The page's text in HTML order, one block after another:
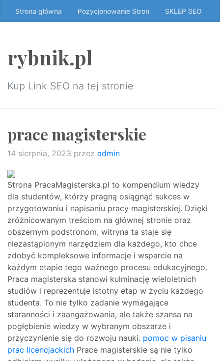
Przeskocz
do
Strona główna Pozycjonowanie Stron SKLEP SEO
rybnik.pl
Kup Link SEO na tej stronie
prace magisterskie
14 sierpnia, 2023 przez admin
Strona PracaMagisterska.pl to kompendium wiedzy
dla studentów, którzy pragną osiągnąć sukces w
przygotowaniu i napisaniu pracy magisterskiej. Dzięki
zróżnicowanym treściom na głównej stronie oraz
obszernym podstronom, witryna ta staje się
niezastąpionym narzędziem dla każdego, kto chce
zdobyć kompleksowe informacje i wsparcie na
każdym etapie tego ważnego procesu edukacyjnego.
Praca magisterska stanowi kulminację wieloletnich
studiów i reprezentuje istotny etap w życiu każdego
studenta. To nie tylko zadanie wymagające
staranności i zaangażowania, ale także szansa na
pogłębienie wiedzy w wybranym obszarze i
przyczynienie się do rozwoju nauki. pomoc w pisaniu
prac licencjackich Prace magisterskie są nie tylko